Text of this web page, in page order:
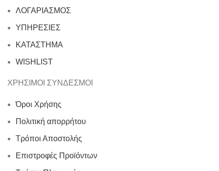
ΛΟΓΑΡΙΑΣΜΟΣ
ΥΠΗΡΕΣΙΕΣ
ΚΑΤΑΣΤΗΜΑ
WISHLIST
ΧΡΗΣΙΜΟΙ ΣΥΝΔΕΣΜΟΙ
Όροι Χρήσης
Πολιτική απορρήτου
Τρόποι Αποστολής
Επιστροφές Προϊόντων